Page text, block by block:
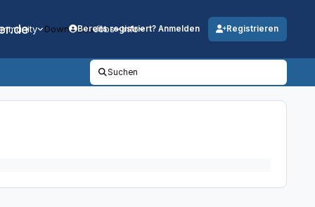
DownloadsJobs Info
Bereits registriert? Anmelden Registrieren
Suchen